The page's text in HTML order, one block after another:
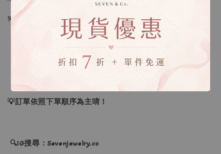
୨୧----*----*----*----*----*----*----*----*----୨୧
【款式】 ：黑色(灰色外搭)、灰色(黑色外搭)、象牙白
【尺寸】 ：S、M、L
💡訂單依照下單順序為主唷！
🔍IG搜尋：Sevenjewelry.co